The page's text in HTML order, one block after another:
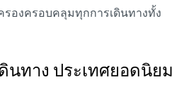
องครอบคลุมทุกการเดินทางทั้ง
นทาง ประเทศยอดนิยม